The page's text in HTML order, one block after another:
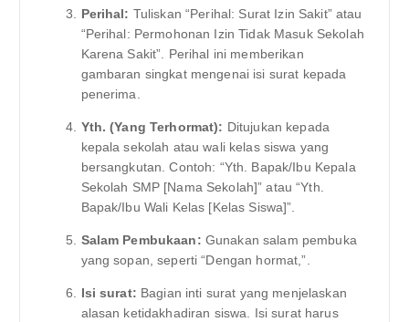
Perihal: Tuliskan “Perihal: Surat Izin Sakit” atau
“Perihal: Permohonan Izin Tidak Masuk Sekolah
Karena Sakit”. Perihal ini memberikan
gambaran singkat mengenai isi surat kepada
penerima.
Yth. (Yang Terhormat): Ditujukan kepada
kepala sekolah atau wali kelas siswa yang
bersangkutan. Contoh: “Yth. Bapak/Ibu Kepala
Sekolah SMP [Nama Sekolah]” atau “Yth.
Bapak/Ibu Wali Kelas [Kelas Siswa]”.
Salam Pembukaan: Gunakan salam pembuka
yang sopan, seperti “Dengan hormat,”.
Isi surat: Bagian inti surat yang menjelaskan
alasan ketidakhadiran siswa. Isi surat harus